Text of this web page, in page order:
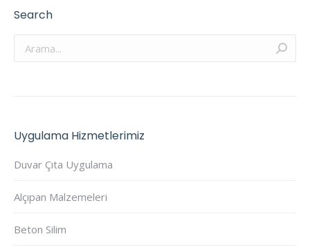
Search
Arama:
Uygulama Hizmetlerimiz
Duvar Çıta Uygulama
Alçıpan Malzemeleri
Beton Silim